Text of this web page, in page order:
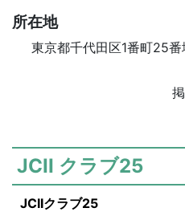
所在地
東京都千代田区1番町25
JCII クラブ25
JCIIクラブ25